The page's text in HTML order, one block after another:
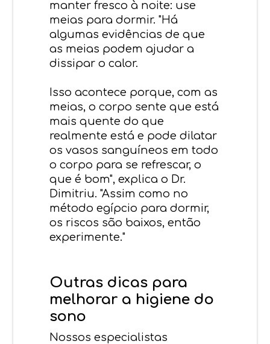
manter fresco à noite: use
meias para dormir. "Há
algumas evidências de que
as meias podem ajudar a
dissipar o calor.
Isso acontece porque, com as
meias, o corpo sente que está
mais quente do que
realmente está e pode dilatar
os vasos sanguíneos em todo
o corpo para se refrescar, o
que é bom", explica o Dr.
Dimitriu. "Assim como no
método egípcio para dormir,
os riscos são baixos, então
experimente."
Outras dicas para
melhorar a higiene do
sono
Nossos especialistas